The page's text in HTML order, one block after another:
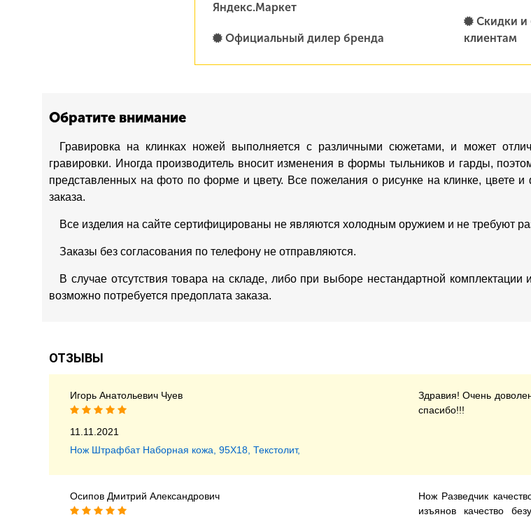
Яндекс.Маркет
Официальный дилер бренда
Скидки и
клиентам
Обратите внимание
Гравировка на клинках ножей выполняется с различными сюжетами, и может
гравировки. Иногда производитель вносит изменения в формы тыльников и гарды,
представленных на фото по форме и цвету. Все пожелания о рисунке на клинке, цвете
заказа.
Все изделия на сайте сертифицированы не являются холодным оружием и не требуют
Заказы без согласования по телефону не отправляются.
В случае отсутствия товара на складе, либо при выборе нестандартной
возможно потребуется предоплата заказа.
ОТЗЫВЫ
Игорь Анатольевич Чуев
11.11.2021
Нож Штрафбат Наборная кожа, 95Х18, Текстолит,
Здравия! Очень
спасибо!!!
Осипов Дмитрий Александрович
Нож Разведчик
изъянов качество